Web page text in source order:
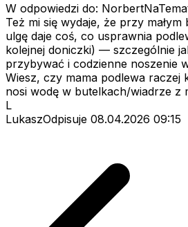
W odpowiedzi do:
Też mi się wydaje, że przy małym
ulgę daje coś, co usprawnia
kolejnej doniczki) — szczególnie
przybywać i codzienne noszenie
Wiesz, czy mama podlewa
nosi wodę w butelkach/wiadrze z
L
LukaszOdpisuje 08.04.2026 09:15